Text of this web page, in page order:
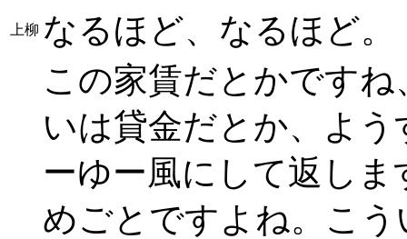
上柳 なるほど、なるほど。
この家賃だとかです
いは貸金だとか、よ
ーゆー風にして返し
めごとですよね。こ